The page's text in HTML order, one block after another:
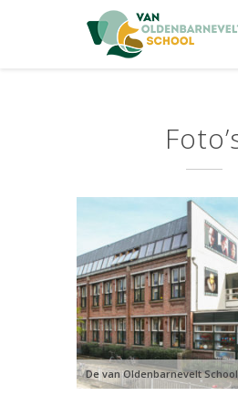
De van Oldenbarnevelt School